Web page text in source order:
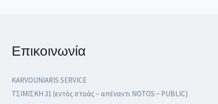
Επικοινωνία
KARVOUNIARIS SERVICE
ΤΣΙΜΙΣΚΗ 31 (εντός στοάς – απέναντι NOTOS – PUBLIC)